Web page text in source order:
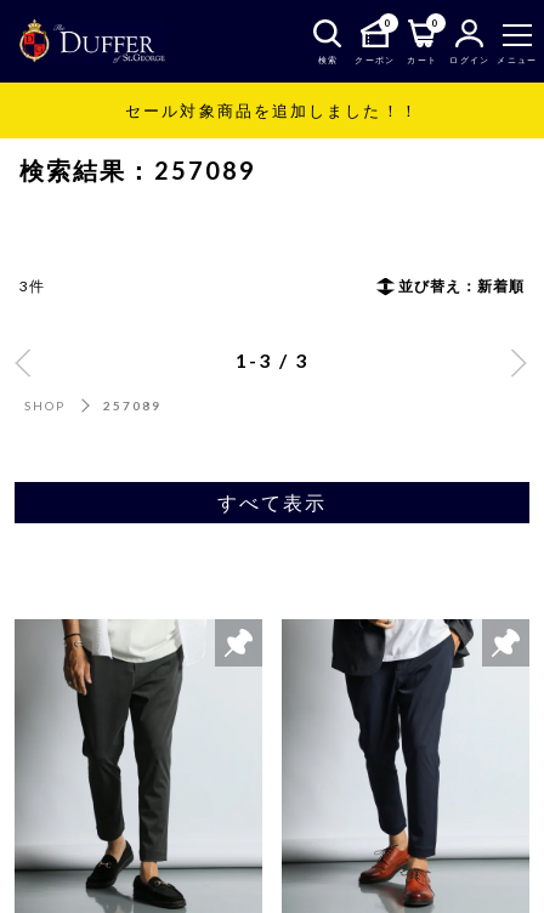
検索
0
クーポン
0
カート ログイン メニュー
セール対象商品を追加しました！！
257089
検索結果：257089
3件 並び替え：新着順
1-3 / 3
SHOP 257089
すべて表示